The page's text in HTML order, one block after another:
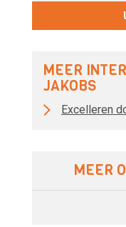
MEER
JAKOBS
Excelleren
MEER